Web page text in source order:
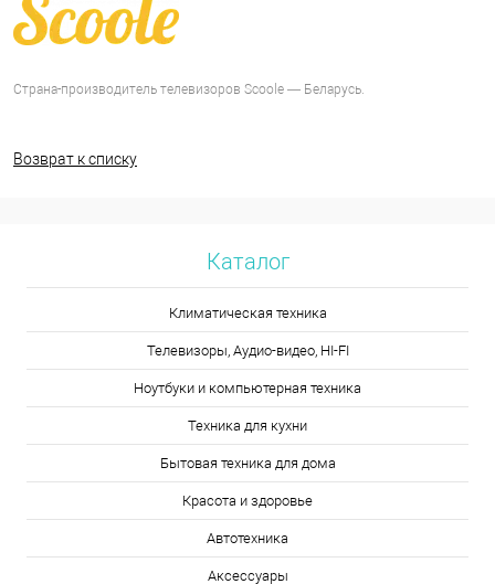
Страна-производитель телевизоров Scoole — Беларусь.
Возврат к списку
Каталог
Климатическая техника
Телевизоры, Аудио-видео, HI-FI
Ноутбуки и компьютерная техника
Техника для кухни
Бытовая техника для дома
Красота и здоровье
Автотехника
Аксессуары